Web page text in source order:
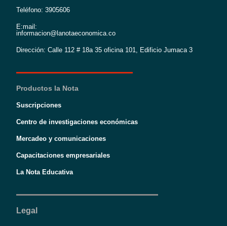
Teléfono: 3905606
E:mail:
informacion@lanotaeconomica.co
Dirección: Calle 112 # 18a 35 oficina 101, Edificio Jumaca 3
Productos la Nota
Suscripciones
Centro de investigaciones económicas
Mercadeo y comunicaciones
Capacitaciones empresariales
La Nota Educativa
Legal